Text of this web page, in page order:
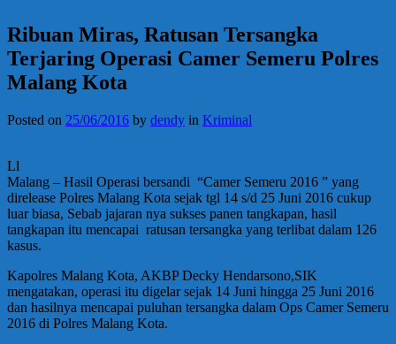
Ribuan Miras, Ratusan Tersangka
Terjaring Operasi Camer Semeru Polres
Malang Kota
Posted on 25/06/2016 by dendy in Kriminal
Ll
Malang – Hasil Operasi bersandi “Camer Semeru 2016 ” yang
direlease Polres Malang Kota sejak tgl 14 s/d 25 Juni 2016 cukup
luar biasa, Sebab jajaran nya sukses panen tangkapan, hasil
tangkapan itu mencapai ratusan tersangka yang terlibat dalam 126
kasus.
Kapolres Malang Kota, AKBP Decky Hendarsono,SIK
mengatakan, operasi itu digelar sejak 14 Juni hingga 25 Juni 2016
dan hasilnya mencapai puluhan tersangka dalam Ops Camer Semeru
2016 di Polres Malang Kota.